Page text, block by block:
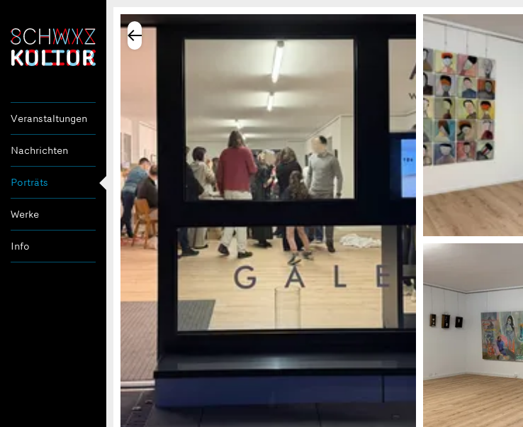
Veranstaltungen
Nachrichten
Porträts
Werke
Info